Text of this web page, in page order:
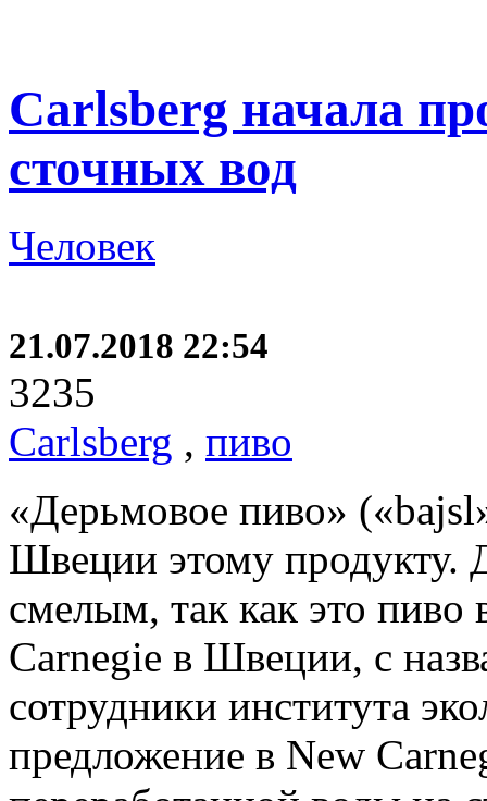
Carlsberg начала
сточных вод
Человек
21.07.2018 22:54
3235
Carlsberg , пиво
«Дерьмовое пиво»
Швеции этому продукту.
смелым, так как это пиво
Carnegie в Швеции, с
сотрудники института
предложение в New